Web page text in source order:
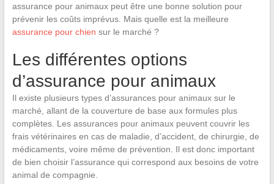
assurance pour animaux peut être une bonne solution pour
prévenir les coûts imprévus. Mais quelle est la meilleure
assurance pour chien sur le marché ?
Les différentes options
d’assurance pour animaux
Il existe plusieurs types d’assurances pour animaux sur le
marché, allant de la couverture de base aux formules plus
complètes. Les assurances pour animaux peuvent couvrir les
frais vétérinaires en cas de maladie, d’accident, de chirurgie, de
médicaments, voire même de prévention. Il est donc important
de bien choisir l’assurance qui correspond aux besoins de votre
animal de compagnie.